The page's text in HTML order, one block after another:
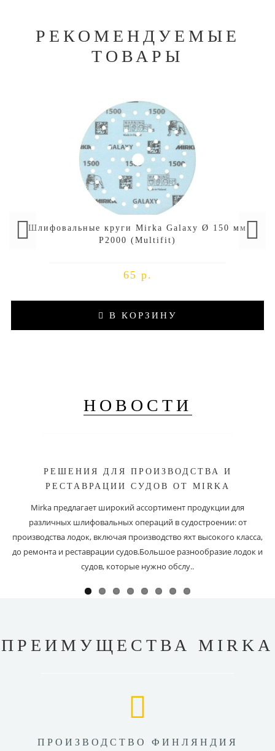
РЕКОМЕНДУЕМЫЕ
ТОВАРЫ
Шлифовальные круги Mirka Galaxy Ø 150 мм
P2000 (Multifit)
65 р.
В КОРЗИНУ
НОВОСТИ
РЕШЕНИЯ ДЛЯ ПРОИЗВОДСТВА И
РЕСТАВРАЦИИ СУДОВ ОТ MIRKA
Mirka предлагает широкий ассортимент продукции для
различных шлифовальных операций в судостроении: от
производства лодок, включая производство яхт высокого класса,
до ремонта и реставрации судов.Большое разнообразие лодок и
судов, которые нужно обслу..
ПРЕИМУЩЕСТВА MIRKA
ПРОИЗВОДСТВО ФИНЛЯНДИЯ